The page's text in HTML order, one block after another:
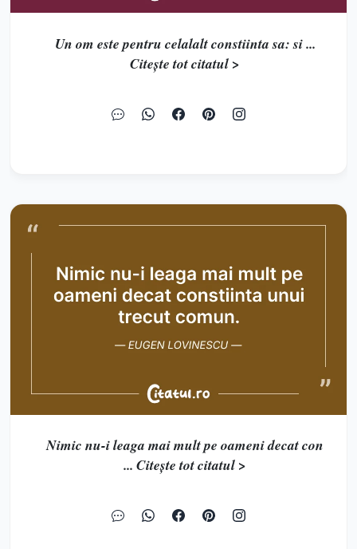
Un om este pentru celalalt constiinta sa: si ...
Citește tot citatul >
Nimic nu-i leaga mai mult pe oameni decat con
... Citește tot citatul >